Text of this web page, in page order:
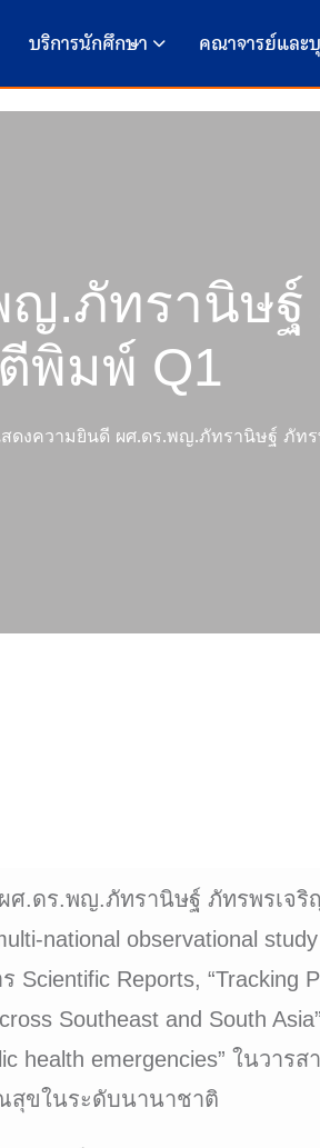
บริการนักศึกษา คณาจารย์และ
.ภัทรานิษฐ์
พิมพ์ Q1
ดงความยินดี ผศ.ดร.พญ.ภัทรานิษฐ์ ภัทร
.ดร.พญ.ภัทรานิษฐ์ ภัทรพรเจริ
national observational
Reports, “Tracking
Southeast and South
health emergencies” ในวาร
สุขในระดับนานาชาติ